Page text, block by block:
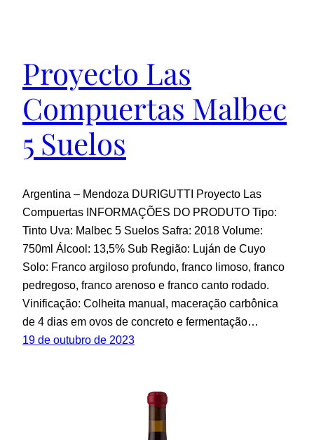
Proyecto Las
Compuertas Malbec
5 Suelos
Argentina – Mendoza DURIGUTTI Proyecto Las
Compuertas INFORMAÇÕES DO PRODUTO Tipo:
Tinto Uva: Malbec 5 Suelos Safra: 2018 Volume:
750ml Álcool: 13,5% Sub Região: Luján de Cuyo
Solo: Franco argiloso profundo, franco limoso, franco
pedregoso, franco arenoso e franco canto rodado.
Vinificação: Colheita manual, maceração carbônica
de 4 dias em ovos de concreto e fermentação…
19 de outubro de 2023